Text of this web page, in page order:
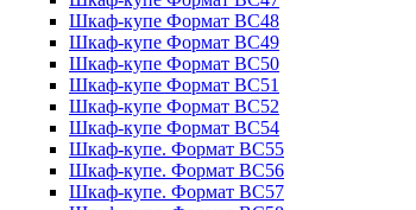
Шкаф-купе Формат ВС48
Шкаф-купе Формат ВС49
Шкаф-купе Формат ВС50
Шкаф-купе Формат ВС51
Шкаф-купе Формат ВС52
Шкаф-купе Формат ВС54
Шкаф-купе. Формат ВС55
Шкаф-купе. Формат ВС56
Шкаф-купе. Формат ВС57